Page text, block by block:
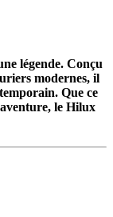
légende. Conçu
modernes, il
Que ce
le Hilux